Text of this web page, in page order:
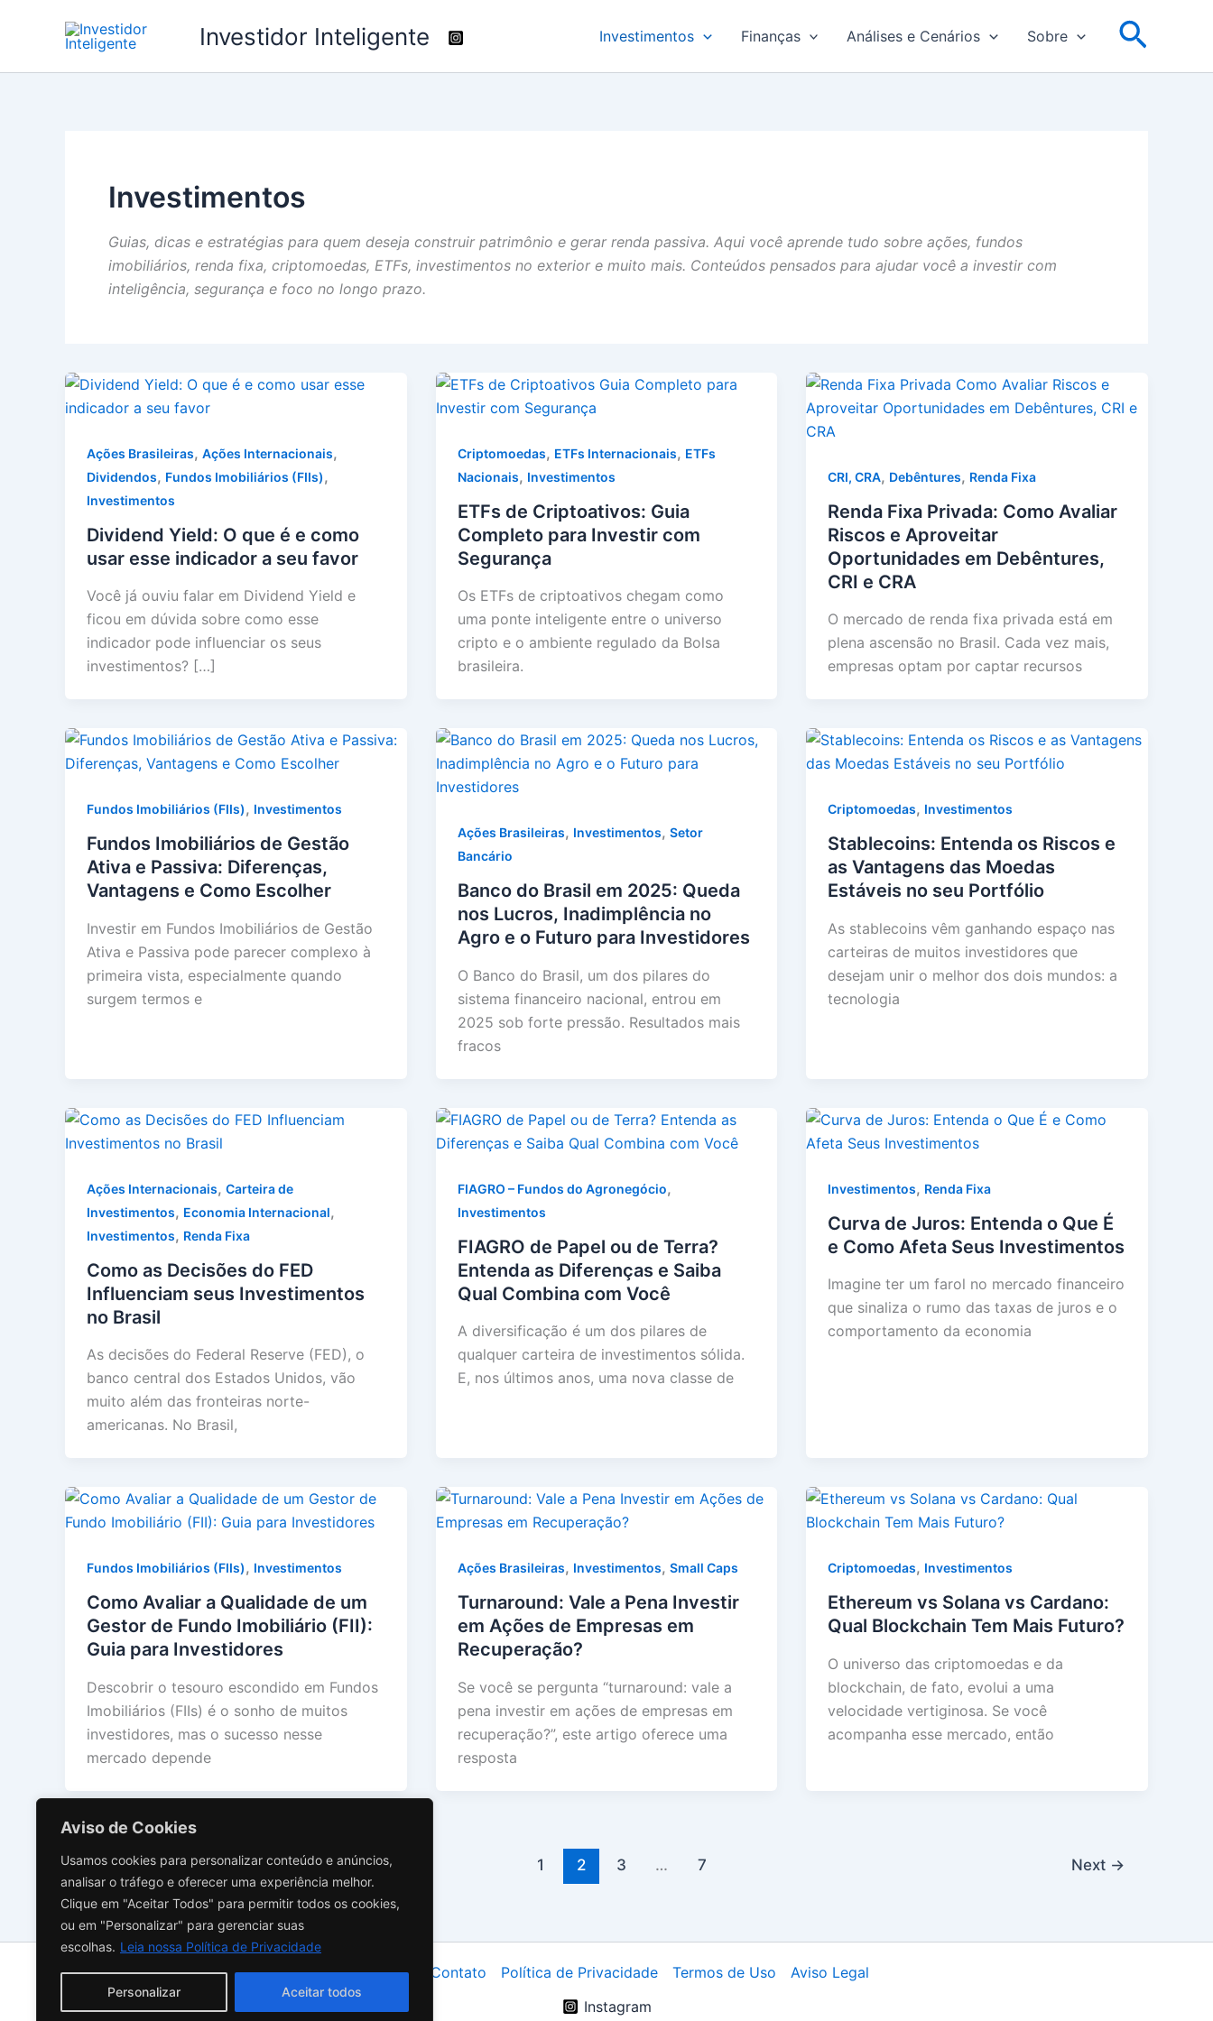
Aviso de Cookies
Usamos cookies para personalizar conteúdo e anúncios,
analisar o tráfego e oferecer uma experiência melhor.
Clique em "Aceitar Todos" para permitir todos os cookies,
ou em "Personalizar" para gerenciar suas
escolhas. Leia nossa Política de Privacidade
Personalizar Aceitar todos
Investidor Inteligente Investimentos Finanças Análises e Cenários Sobre
Investimentos
Guias, dicas e estratégias para quem deseja construir patrimônio e gerar renda passiva. Aqui você aprende tudo sobre ações, fundos
imobiliários, renda fixa, criptomoedas, ETFs, investimentos no exterior e muito mais. Conteúdos pensados para ajudar você a investir com
inteligência, segurança e foco no longo prazo.
Ações Brasileiras, Ações Internacionais,
Dividendos, Fundos Imobiliários (FIIs),
Investimentos
Dividend Yield: O que é e como
usar esse indicador a seu favor
Você já ouviu falar em Dividend Yield e
ficou em dúvida sobre como esse
indicador pode influenciar os seus
investimentos? […]
Criptomoedas, ETFs Internacionais, ETFs
Nacionais, Investimentos
ETFs de Criptoativos: Guia
Completo para Investir com
Segurança
Os ETFs de criptoativos chegam como
uma ponte inteligente entre o universo
cripto e o ambiente regulado da Bolsa
brasileira.
CRI, CRA, Debêntures, Renda Fixa
Renda Fixa Privada: Como Avaliar
Riscos e Aproveitar
Oportunidades em Debêntures,
CRI e CRA
O mercado de renda fixa privada está em
plena ascensão no Brasil. Cada vez mais,
empresas optam por captar recursos
Fundos Imobiliários (FIIs), Investimentos
Fundos Imobiliários de Gestão
Ativa e Passiva: Diferenças,
Vantagens e Como Escolher
Investir em Fundos Imobiliários de Gestão
Ativa e Passiva pode parecer complexo à
primeira vista, especialmente quando
surgem termos e
Ações Brasileiras, Investimentos, Setor
Bancário
Banco do Brasil em 2025: Queda
nos Lucros, Inadimplência no
Agro e o Futuro para Investidores
O Banco do Brasil, um dos pilares do
sistema financeiro nacional, entrou em
2025 sob forte pressão. Resultados mais
fracos
Criptomoedas, Investimentos
Stablecoins: Entenda os Riscos e
as Vantagens das Moedas
Estáveis no seu Portfólio
As stablecoins vêm ganhando espaço nas
carteiras de muitos investidores que
desejam unir o melhor dos dois mundos: a
tecnologia
Ações Internacionais, Carteira de
Investimentos, Economia Internacional,
Investimentos, Renda Fixa
Como as Decisões do FED
Influenciam seus Investimentos
no Brasil
As decisões do Federal Reserve (FED), o
banco central dos Estados Unidos, vão
muito além das fronteiras norte-
americanas. No Brasil,
FIAGRO – Fundos do Agronegócio,
Investimentos
FIAGRO de Papel ou de Terra?
Entenda as Diferenças e Saiba
Qual Combina com Você
A diversificação é um dos pilares de
qualquer carteira de investimentos sólida.
E, nos últimos anos, uma nova classe de
Investimentos, Renda Fixa
Curva de Juros: Entenda o Que É
e Como Afeta Seus Investimentos
Imagine ter um farol no mercado financeiro
que sinaliza o rumo das taxas de juros e o
comportamento da economia
Fundos Imobiliários (FIIs), Investimentos
Como Avaliar a Qualidade de um
Gestor de Fundo Imobiliário (FII):
Guia para Investidores
Descobrir o tesouro escondido em Fundos
Imobiliários (FIIs) é o sonho de muitos
investidores, mas o sucesso nesse
mercado depende
Ações Brasileiras, Investimentos, Small Caps
Turnaround: Vale a Pena Investir
em Ações de Empresas em
Recuperação?
Se você se pergunta “turnaround: vale a
pena investir em ações de empresas em
recuperação?”, este artigo oferece uma
resposta
Criptomoedas, Investimentos
Ethereum vs Solana vs Cardano:
Qual Blockchain Tem Mais Futuro?
O universo das criptomoedas e da
blockchain, de fato, evolui a uma
velocidade vertiginosa. Se você
acompanha esse mercado, então
←Previous 1 2 3 … 7 Next →
Sobre Nós Contato Política de Privacidade Termos de Uso
Aviso Legal
Instagram